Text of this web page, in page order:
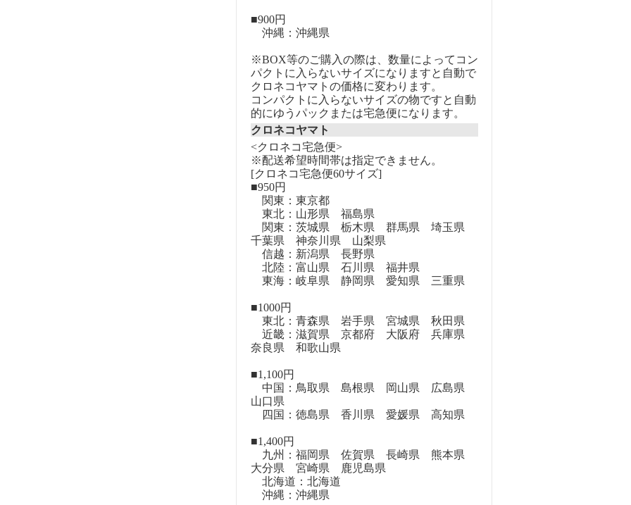
■900円
沖縄：沖縄県
※BOX等のご購入の際は、数量によってコン
パクトに入らないサイズになりますと自動で
クロネコヤマトの価格に変わります。
コンパクトに入らないサイズの物ですと自動
的にゆうパックまたは宅急便になります。
クロネコヤマト
<クロネコ宅急便>
※配送希望時間帯は指定できません。
[クロネコ宅急便60サイズ]
■950円
関東：東京都
東北：山形県 福島県
関東：茨城県 栃木県 群馬県 埼玉県
千葉県 神奈川県 山梨県
信越：新潟県 長野県
北陸：富山県 石川県 福井県
東海：岐阜県 静岡県 愛知県 三重県
■1000円
東北：青森県 岩手県 宮城県 秋田県
近畿：滋賀県 京都府 大阪府 兵庫県
奈良県 和歌山県
■1,100円
中国：鳥取県 島根県 岡山県 広島県
山口県
四国：徳島県 香川県 愛媛県 高知県
■1,400円
九州：福岡県 佐賀県 長崎県 熊本県
大分県 宮崎県 鹿児島県
北海道：北海道
沖縄：沖縄県